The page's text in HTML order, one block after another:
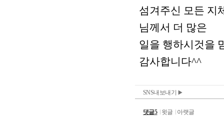
SNS내보내기
댓글5 윗글 아랫글